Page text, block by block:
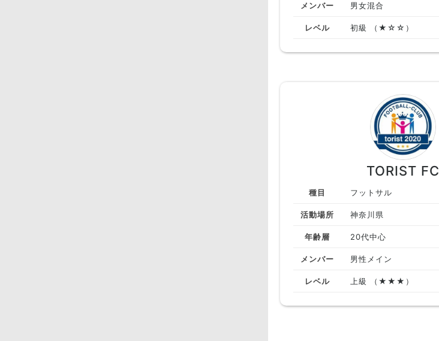
メンバー 男女混合
レベル 初級 （★☆☆）
TORIST FC
種目 フットサル
活動場所 神奈川県
年齢層 20代中心
メンバー 男性メイン
レベル 上級 （★★★）